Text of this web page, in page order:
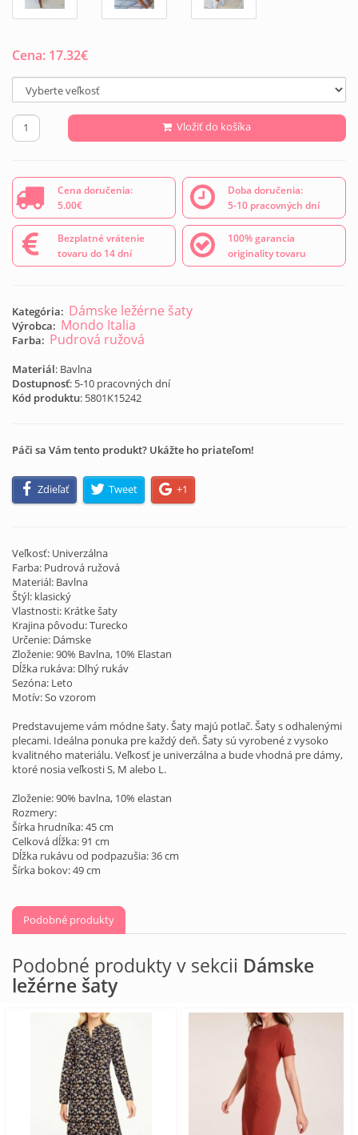
Cena: 17.32€
Vložiť do košíka
Cena doručenia:
5.00€
Doba doručenia:
5-10 pracovných dní
Bezplatné vrátenie
tovaru do 14 dní
100% garancia
originality tovaru
Kategória: Dámske ležérne šaty
Výrobca: Mondo Italia
Farba: Pudrová ružová
Materiál: Bavlna
Dostupnosť: 5-10 pracovných dní
Kód produktu: 5801K15242
Páči sa Vám tento produkt? Ukážte ho priateľom!
Zdieľať Tweet +1
Veľkosť: Univerzálna
Farba: Pudrová ružová
Materiál: Bavlna
Štýl: klasický
Vlastnosti: Krátke šaty
Krajina pôvodu: Turecko
Určenie: Dámske
Zloženie: 90% Bavlna, 10% Elastan
Dĺžka rukáva: Dlhý rukáv
Sezóna: Leto
Motív: So vzorom
Predstavujeme vám módne šaty. Šaty majú potlač. Šaty s odhalenými
plecami. Ideálna ponuka pre každý deň. Šaty sú vyrobené z vysoko
kvalitného materiálu. Veľkosť je univerzálna a bude vhodná pre dámy,
ktoré nosia veľkosti S, M alebo L.
Zloženie: 90% bavlna, 10% elastan
Rozmery:
Šírka hrudníka: 45 cm
Celková dĺžka: 91 cm
Dĺžka rukávu od podpazušia: 36 cm
Šírka bokov: 49 cm
Podobné produkty
Podobné produkty v sekcii Dámske
ležérne šaty